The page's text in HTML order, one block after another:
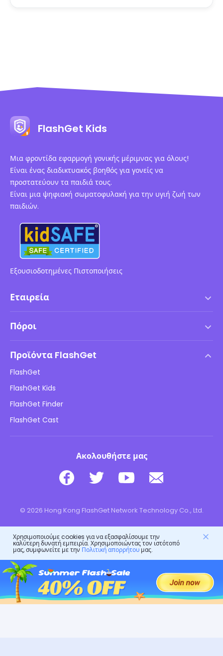
FlashGet Kids
Μια φροντίδα εφαρμογή γονικής μέριμνας για όλους!
Είναι ένας διαδικτυακός βοηθός για γονείς να
προστατεύουν τα παιδιά τους.
Είναι μια ψηφιακή σωματοφυλακή για την υγιή ζωή των
παιδιών.
Εξουσιοδοτημένες Πιστοποιήσεις
Εταιρεία
Πολιτική DMCA
Πολιτική απορρήτου
Πολιτικές διαφήμισης
Μην πουλάτε τις πληροφορίες μου
Πόροι
Ιστολόγιο
Ασφάλεια παιδιών σε σύνδεση
Λήψη
Προϊόντα FlashGet
FlashGet
FlashGet Kids
FlashGet Finder
FlashGet Cast
Ακολουθήστε μας
© 2026 Hong Kong FlashGet Network Technology Co., Ltd.
Χρησιμοποιούμε cookies για να εξασφαλίσουμε την
καλύτερη δυνατή εμπειρία. Χρησιμοποιώντας τον ιστότοπό
μας, συμφωνείτε με την Πολιτική απορρήτουμας.